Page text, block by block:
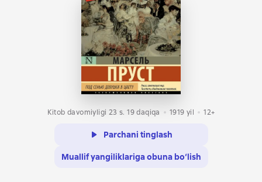
Kitob davomiyligi 23 s. 19 daqiqa 1919 yil 12+
Parchani tinglash
Muallif yangiliklariga obuna bo‘lish